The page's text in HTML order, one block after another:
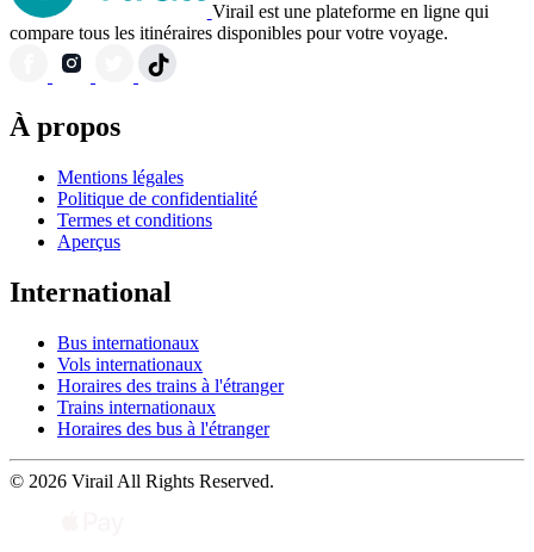
Virail est une plateforme en ligne qui
compare tous les itinéraires disponibles pour votre voyage.
À propos
Mentions légales
Politique de confidentialité
Termes et conditions
Aperçus
International
Bus internationaux
Vols internationaux
Horaires des trains à l'étranger
Trains internationaux
Horaires des bus à l'étranger
© 2026 Virail All Rights Reserved.